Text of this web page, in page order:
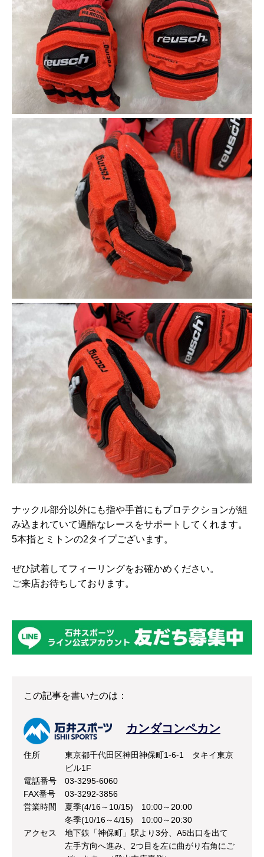
ナックル部分以外にも指や手首にもプロテクションが組
み込まれていて過酷なレースをサポートしてくれます。
5本指とミトンの2タイプございます。
ぜひ試着してフィーリングをお確かめください。
ご来店お待ちしております。
この記事を書いたのは：
カンダコンペカン
住所
東京都千代田区神田神保町1-6-1 タキイ東京
ビル1F
電話番号
03-3295-6060
FAX番号
03-3292-3856
営業時間
夏季(4/16～10/15) 10:00～20:00
冬季(10/16～4/15) 10:00～20:30
アクセス
地下鉄「神保町」駅より3分、A5出口を出て
左手方向へ進み、2つ目を左に曲がり右角にご